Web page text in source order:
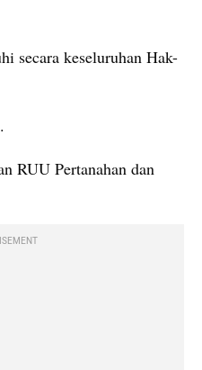
secara keseluruhan Hak-
RUU Pertanahan dan